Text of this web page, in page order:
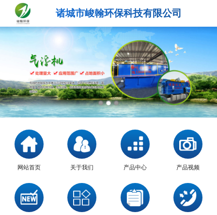
诸城市峻翰环保科技有限公司
网站首页 关于我们 产品中心 产品视频